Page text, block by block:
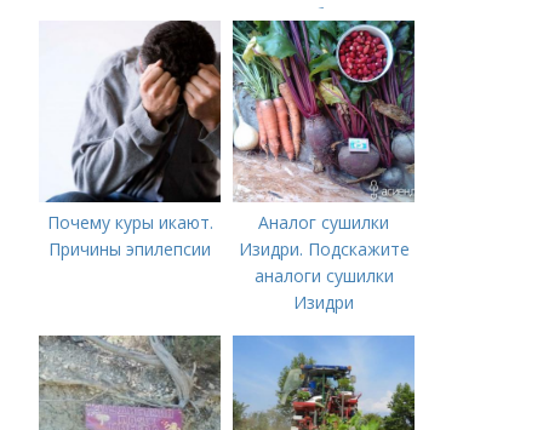
приготовления на
зиму с фото в
домашних условиях
рябину
Почему куры икают.
Причины эпилепсии
Аналог сушилки
Изидри. Подскажите
аналоги сушилки
Изидри